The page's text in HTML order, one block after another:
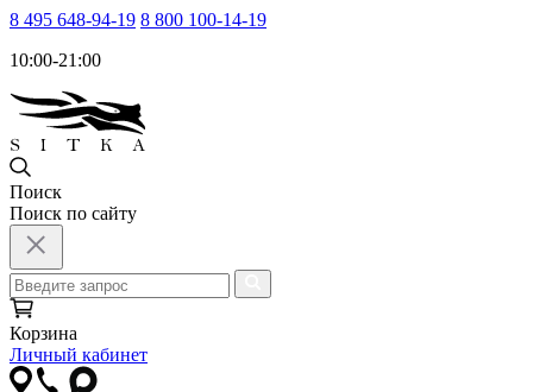
8 495 648-94-19 8 800 100-14-19
10:00-21:00
Поиск
Поиск по сайту
Корзина
Личный кабинет